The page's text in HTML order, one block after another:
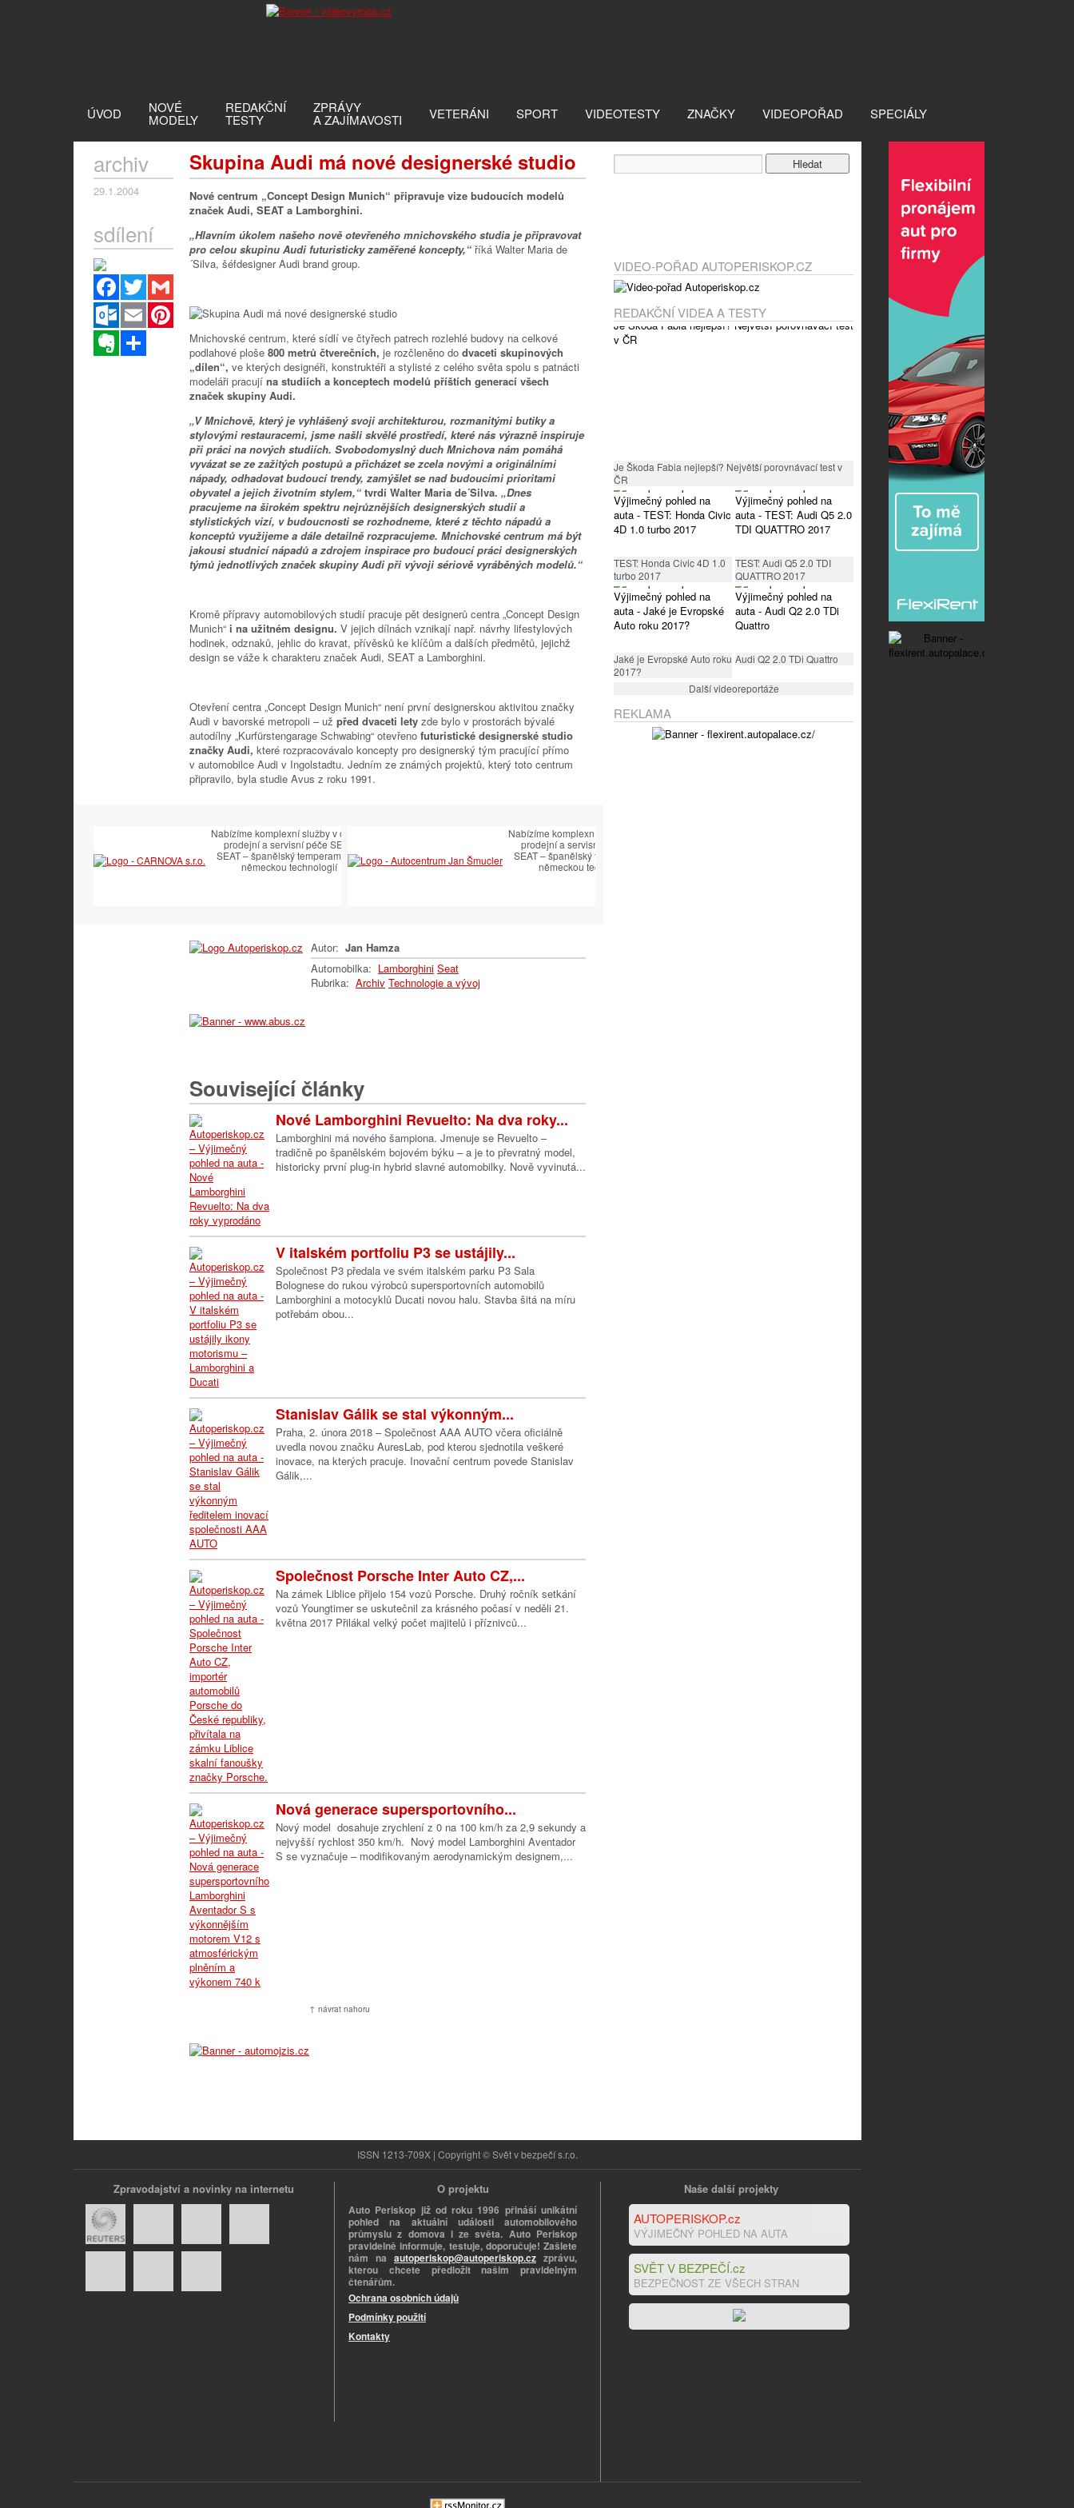
ÚVOD NOVÉ
MODELY
REDAKČNÍ
TESTY
ZPRÁVY
A ZAJÍMAVOSTI VETERÁNI SPORT VIDEOTESTY ZNAČKY VIDEOPOŘAD SPECIÁLY
Skupina Audi má nové designerské studio
archiv
29.1.2004
sdílení
Facebook
Twitter
Outlook.com
Email
Pinterest
Evernote
Nové centrum „Concept Design Munich“ připravuje vize budoucích modelů
značek Audi, SEAT a Lamborghini.
„Hlavním úkolem našeho nově otevřeného mnichovského studia je připravovat
pro celou skupinu Audi futuristicky zaměřené koncepty,“ říká Walter Maria de
´Silva, šéfdesigner Audi brand group.
Mnichovské centrum, které sídlí ve čtyřech patrech rozlehlé budovy na celkové
podlahové ploše 800 metrů čtverečních, je rozčleněno do dvaceti skupinových
„dílen“, ve kterých designéři, konstruktéři a stylisté z celého světa spolu s patnácti
modeláři pracují na studiích a konceptech modelů příštích generací všech
značek skupiny Audi.
„V Mnichově, který je vyhlášený svoji architekturou, rozmanitými butiky a
stylovými restauracemi, jsme našli skvělé prostředí, které nás výrazně inspiruje
při práci na nových studiích. Svobodomyslný duch Mnichova nám pomáhá
vyvázat se ze zažitých postupů a přicházet se zcela novými a originálními
nápady, odhadovat budoucí trendy, zamýšlet se nad budoucími prioritami
obyvatel a jejich životním stylem,“ tvrdí Walter Maria de´Silva. „Dnes
pracujeme na širokém spektru nejrůznějších designerských studií a
stylistických vizí, v budoucnosti se rozhodneme, které z těchto nápadů a
konceptů využijeme a dále detailně rozpracujeme. Mnichovské centrum má být
jakousi studnicí nápadů a zdrojem inspirace pro budoucí práci designerských
týmů jednotlivých značek skupiny Audi při vývoji sériově vyráběných modelů.“
Kromě přípravy automobilových studií pracuje pět designerů centra „Concept Design
Munich“ i na užitném designu. V jejich dílnách vznikají např. návrhy lifestylových
hodinek, odznaků, jehlic do kravat, přívěsků ke klíčům a dalších předmětů, jejichž
design se váže k charakteru značek Audi, SEAT a Lamborghini.
Otevření centra „Concept Design Munich“ není první designerskou aktivitou značky
Audi v bavorské metropoli – už před dvaceti lety zde bylo v prostorách bývalé
autodílny „Kurfürstengarage Schwabing“ otevřeno futuristické designerské studio
značky Audi, které rozpracovávalo koncepty pro designerský tým pracující přímo
v automobilce Audi v Ingolstadtu. Jedním ze známých projektů, který toto centrum
připravilo, byla studie Avus z roku 1991.
Nabízíme komplexní služby v oblasti
prodejní a servisní péče SEAT.
SEAT – španělský temperament s
německou technologií
Nabízíme komplexní služby v oblasti
prodejní a servisní péče SEAT.
SEAT – španělský temperament s
německou technologií
Autor: Jan Hamza
Automobilka: Lamborghini Seat
Rubrika: Archiv Technologie a vývoj
Související články
Nové Lamborghini Revuelto: Na dva roky...
Lamborghini má nového šampiona. Jmenuje se Revuelto –
tradičně po španělském bojovém býku – a je to převratný model,
historicky první plug-in hybrid slavné automobilky. Nově vyvinutá...
V italském portfoliu P3 se ustájily...
Společnost P3 předala ve svém italském parku P3 Sala
Bolognese do rukou výrobců supersportovních automobilů
Lamborghini a motocyklů Ducati novou halu. Stavba šitá na míru
potřebám obou...
Stanislav Gálik se stal výkonným...
Praha, 2. února 2018 – Společnost AAA AUTO včera oficiálně
uvedla novou značku AuresLab, pod kterou sjednotila veškeré
inovace, na kterých pracuje. Inovační centrum povede Stanislav
Gálik,...
Společnost Porsche Inter Auto CZ,...
Na zámek Liblice přijelo 154 vozů Porsche. Druhý ročník setkání
vozů Youngtimer se uskutečnil za krásného počasí v neděli 21.
května 2017 Přilákal velký počet majitelů i příznivců...
Nová generace supersportovního...
Nový model dosahuje zrychlení z 0 na 100 km/h za 2,9 sekundy a
nejvyšší rychlost 350 km/h. Nový model Lamborghini Aventador
S se vyznačuje – modifikovaným aerodynamickým designem,...
↑ návrat nahoru
VIDEO-POŘAD AUTOPERISKOP.CZ
REDAKČNÍ VIDEA A TESTY
Je Škoda Fabia nejlepší? Největší porovnávací test v
ČR
TEST: Honda Civic 4D 1.0
turbo 2017
TEST: Audi Q5 2.0 TDI
QUATTRO 2017
Jaké je Evropské Auto roku
2017?
Audi Q2 2.0 TDi Quattro
Další videoreportáže
REKLAMA
ISSN 1213-709X | Copyright © Svět v bezpečí s.r.o.
Zpravodajství a novinky na internetu Naše další projekty
AUTOPERISKOP.cz
VÝJIMEČNÝ POHLED NA AUTA
SVĚT V BEZPEČÍ.cz
BEZPEČNOST ZE VŠECH STRAN
O projektu
Auto Periskop již od roku 1996 přináší unikátní
pohled na aktuální události automobilového
průmyslu z domova i ze světa. Auto Periskop
pravidelně informuje, testuje, doporučuje! Zašlete
nám na autoperiskop@autoperiskop.cz zprávu,
kterou chcete předložit našim pravidelným
čtenářům.
Ochrana osobních údajů
Podmínky použití
Kontakty